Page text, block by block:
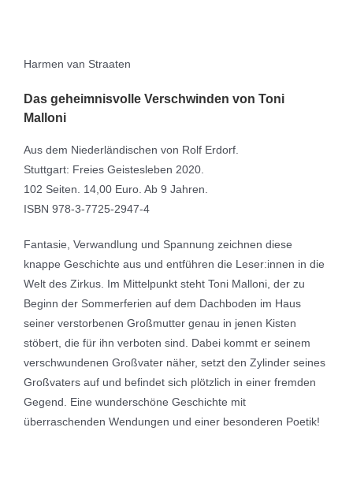
Harmen van Straaten
Das geheimnisvolle Verschwinden von Toni
Malloni
Aus dem Niederländischen von Rolf Erdorf.
Stuttgart: Freies Geistesleben 2020.
102 Seiten. 14,00 Euro. Ab 9 Jahren.
ISBN 978-3-7725-2947-4
Fantasie, Verwandlung und Spannung zeichnen diese
knappe Geschichte aus und entführen die Leser:innen in die
Welt des Zirkus. Im Mittelpunkt steht Toni Malloni, der zu
Beginn der Sommerferien auf dem Dachboden im Haus
seiner verstorbenen Großmutter genau in jenen Kisten
stöbert, die für ihn verboten sind. Dabei kommt er seinem
verschwundenen Großvater näher, setzt den Zylinder seines
Großvaters auf und befindet sich plötzlich in einer fremden
Gegend. Eine wunderschöne Geschichte mit
überraschenden Wendungen und einer besonderen Poetik!